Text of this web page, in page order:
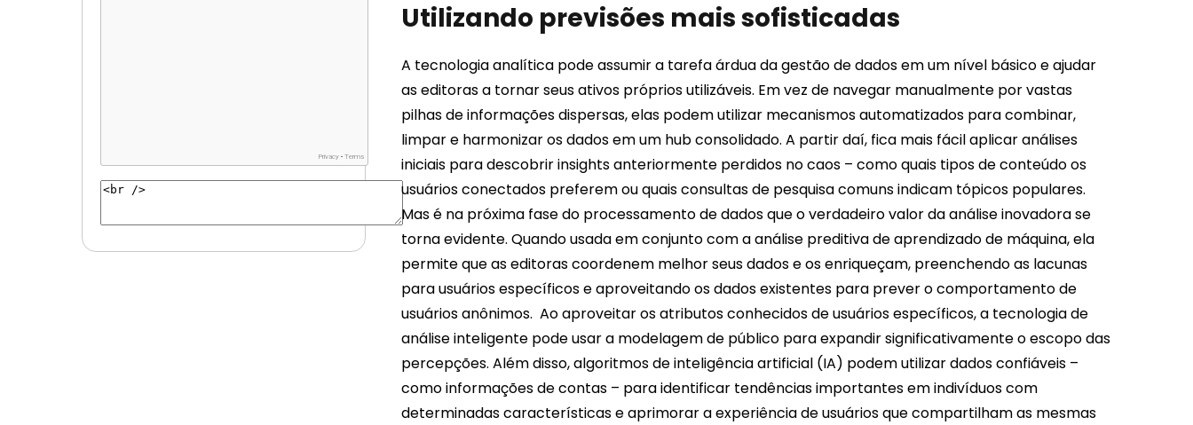
Utilizando previsões mais sofisticadas
A tecnologia analítica pode assumir a tarefa árdua da gestão de dados em um nível básico e ajudar
as editoras a tornar seus ativos próprios utilizáveis. Em vez de navegar manualmente por vastas
pilhas de informações dispersas, elas podem utilizar mecanismos automatizados para combinar,
limpar e harmonizar os dados em um hub consolidado. A partir daí, fica mais fácil aplicar análises
iniciais para descobrir insights anteriormente perdidos no caos – como quais tipos de conteúdo os
usuários conectados preferem ou quais consultas de pesquisa comuns indicam tópicos populares.
Mas é na próxima fase do processamento de dados que o verdadeiro valor da análise inovadora se
torna evidente. Quando usada em conjunto com a análise preditiva de aprendizado de máquina, ela
permite que as editoras coordenem melhor seus dados e os enriqueçam, preenchendo as lacunas
para usuários específicos e aproveitando os dados existentes para prever o comportamento de
usuários anônimos. Ao aproveitar os atributos conhecidos de usuários específicos, a tecnologia de
análise inteligente pode usar a modelagem de público para expandir significativamente o escopo das
percepções. Além disso, algoritmos de inteligência artificial (IA) podem utilizar dados confiáveis ​​–
como informações de contas – para identificar tendências importantes em indivíduos com
determinadas características e aprimorar a experiência de usuários que compartilham as mesmas